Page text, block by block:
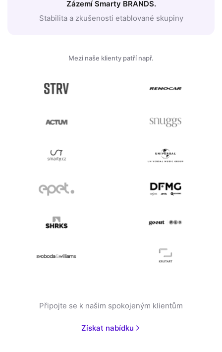
Zázemí Smarty BRANDS.
Stabilita a zkušenosti etablované skupiny
Mezi naše klienty patří např.
Připojte se k našim spokojeným klientům
Získat nabídku